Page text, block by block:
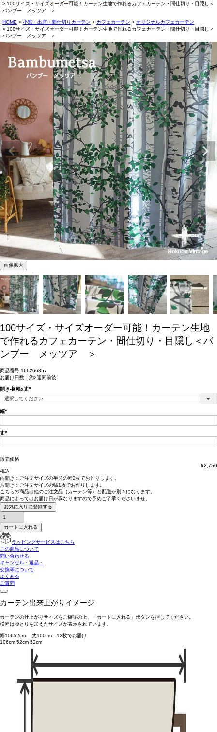
100サイズ・サイズオーダー可能！カーテン生地で作れるカフェカーテン・間仕切り・目隠し＜
バンブー メッツア ＞
HOME 小窓・出窓・間仕切りカーテン カフェカーテン
オリジナルカフェカーテン
100サイズ・サイズオーダー可能！カーテン生地で作れるカフェカーテン・間仕切り・目隠し＜
バンブー メッツア ＞
画像拡大
100サイズ・サイズオーダー可能！カーテン生地
で作れるカフェカーテン・間仕切り・目隠し＜バ
ンブー メッツア ＞
商品番号 166266857
お届け日数：約2週間前後
開き-横幅x丈
(必
須)
幅
須)
丈
須)
販売価格
¥2,750
税込
両開き： ご注文サイズの半分の幅2枚でお作りします。
片開き： ご注文サイズの幅1枚でお作りします。
こちらの商品は他のご注文品（カーテン等）と配送が別々 になります。
商品によってはお届け日が異なりますので予めご了承くださいませ。
お気に入りに登録する
カートに入れる
ラッピングサービスはこちら
この商品について
問い合わせる
キャンセル・返品・
交換等について
よくある
ご質問
カーテン出来上がりイメージ
カーテンの仕上がりサイズをご確認の上、「カートに入れる」ボタンを押してください。
横幅はゆとりを加えたサイズが表示されています。
幅10652cm 丈100cm 12枚でお届け
106cm 52cm 52cm